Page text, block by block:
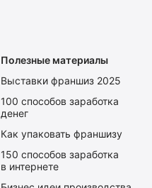
Полезные материалы
Выставки франшиз 2025
100 способов заработка
денег
Как упаковать франшизу
150 способов заработка
в интернете